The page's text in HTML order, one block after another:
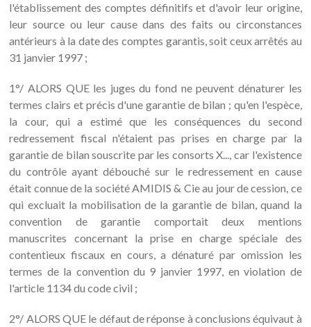
l'établissement des comptes définitifs et d'avoir leur origine,
leur source ou leur cause dans des faits ou circonstances
antérieurs à la date des comptes garantis, soit ceux arrêtés au
31 janvier 1997 ;
1°/ ALORS QUE les juges du fond ne peuvent dénaturer les
termes clairs et précis d'une garantie de bilan ; qu'en l'espèce,
la cour, qui a estimé que les conséquences du second
redressement fiscal n'étaient pas prises en charge par la
garantie de bilan souscrite par les consorts X..., car l'existence
du contrôle ayant débouché sur le redressement en cause
était connue de la société AMIDIS & Cie au jour de cession, ce
qui excluait la mobilisation de la garantie de bilan, quand la
convention de garantie comportait deux mentions
manuscrites concernant la prise en charge spéciale des
contentieux fiscaux en cours, a dénaturé par omission les
termes de la convention du 9 janvier 1997, en violation de
l'article 1134 du code civil ;
2°/ ALORS QUE le défaut de réponse à conclusions équivaut à